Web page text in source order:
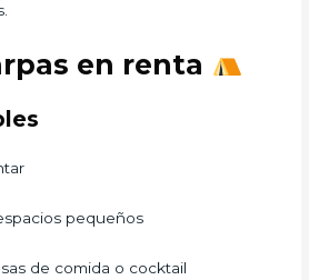
en renta
pequeños
de comida o cocktail